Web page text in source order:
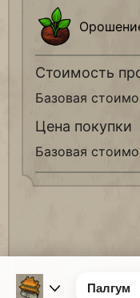
Стоимость
Базовая
Цена покупки
Базовая
Палгум